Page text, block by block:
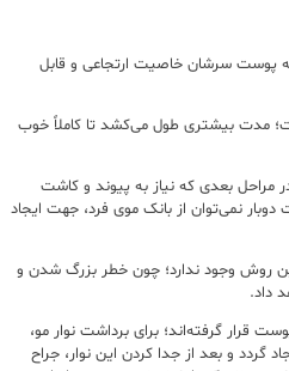
پوست سرشان خاصیت ارتجاعی و قابل
مدت بیشتری طول می‌کشد تا کاملاً خوب
بعدی که نیاز به پیوند و کاشت
نمی‌توان از بانک موی فرد، جهت ایجاد
روش وجود ندارد؛ چون خطر بزرگ شدن و
داد.
قرار گرفته‌اند؛ برای برداشت نوار مو،
گردد و بعد از جدا کردن این نوار، جراح